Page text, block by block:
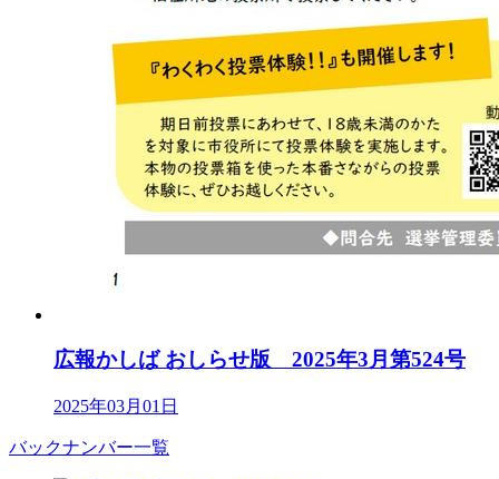
広報かしば おしらせ版 2025年3月第524号
2025年03月01日
バックナンバー一覧